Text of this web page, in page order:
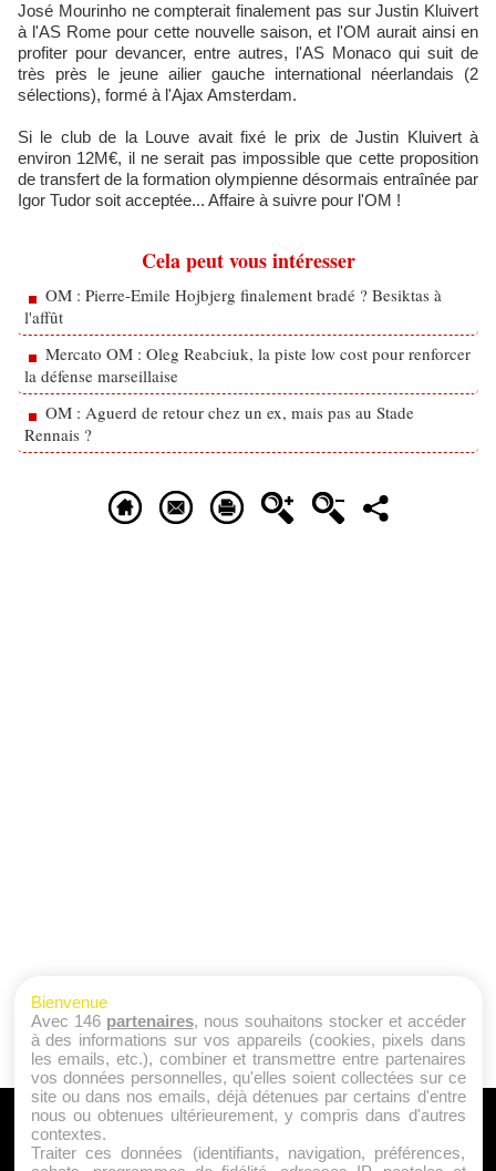
José Mourinho ne compterait finalement pas sur Justin Kluivert
à l'AS Rome pour cette nouvelle saison, et l'OM aurait ainsi en
profiter pour devancer, entre autres, l'AS Monaco qui suit de
très près le jeune ailier gauche international néerlandais (2
sélections), formé à l'Ajax Amsterdam.
Si le club de la Louve avait fixé le prix de Justin Kluivert à
environ 12M€, il ne serait pas impossible que cette proposition
de transfert de la formation olympienne désormais entraînée par
Igor Tudor soit acceptée... Affaire à suivre pour l'OM !
Cela peut vous intéresser
OM : Pierre-Emile Hojbjerg finalement bradé ? Besiktas à
l'affût
Mercato OM : Oleg Reabciuk, la piste low cost pour renforcer
la défense marseillaise
OM : Aguerd de retour chez un ex, mais pas au Stade
Rennais ?
A PROPOS
Qui sommes nous ?
Bienvenue
Avec 146 partenaires, nous souhaitons stocker et accéder
à des informations sur vos appareils (cookies, pixels dans
les emails, etc.), combiner et transmettre entre partenaires
vos données personnelles, qu'elles soient collectées sur ce
site ou dans nos emails, déjà détenues par certains d'entre
nous ou obtenues ultérieurement, y compris dans d'autres
contextes.
Traiter ces données (identifiants, navigation, préférences,